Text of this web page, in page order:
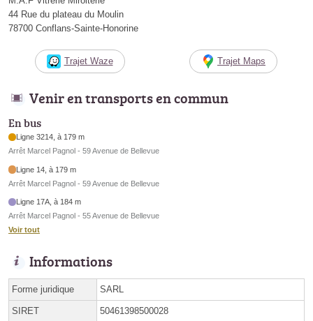
44 Rue du plateau du Moulin
78700 Conflans-Sainte-Honorine
Trajet Waze Trajet Maps
Venir en transports en commun
En bus
Ligne 3214, à 179 m
Arrêt Marcel Pagnol - 59 Avenue de Bellevue
Ligne 14, à 179 m
Arrêt Marcel Pagnol - 59 Avenue de Bellevue
Ligne 17A, à 184 m
Arrêt Marcel Pagnol - 55 Avenue de Bellevue
Voir tout
Informations
Forme juridique SARL
SIRET 50461398500028